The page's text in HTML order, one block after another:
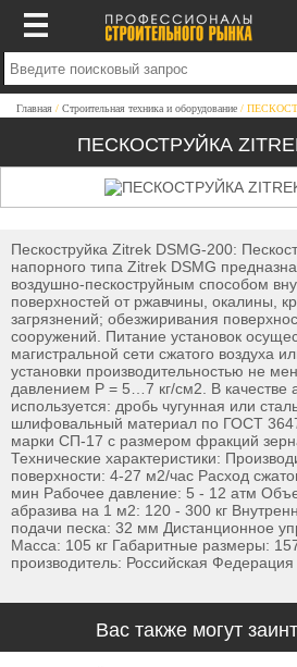
Главная Строительная техника и оборудование
ПЕСКОСТРУЙКА
Пескоструйка Zitrek DSMG-200:
напорного типа Zitrek DSMG
воздушно-пескоструйным способом
поверхностей от ржавчины, окалины,
загрязнений; обезжиривания
сооружений. Питание установок
магистральной сети сжатого воздуха
установки производительностью не
давлением Р = 5…7 кг/см2. В качестве
используется: дробь чугунная или
шлифовальный материал по ГОСТ
марки СП-17 с размером фракций
Технические характеристики:
поверхности: 4-27 м2/час Расход
мин Рабочее давление: 5 - 12 атм
абразива на 1 м2: 120 - 300 кг
подачи песка: 32 мм Дистанционное
Масса: 105 кг Габаритные размеры:
производитель: Российская Федерация
Вас также могут